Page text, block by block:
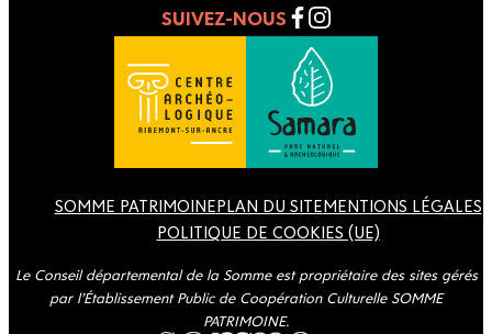
SUIVEZ-NOUS
SOMME PATRIMOINEPLAN DU SITEMENTIONS LÉGALES
POLITIQUE DE COOKIES (UE)
Le Conseil départemental de la Somme est propriétaire des sites gérés
par l’Établissement Public de Coopération Culturelle SOMME
PATRIMOINE.